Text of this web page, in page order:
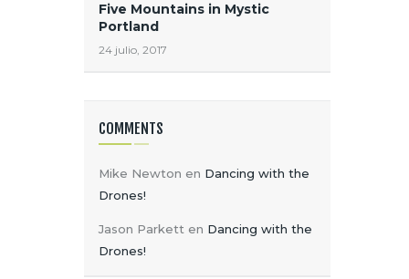
Five Mountains in Mystic
Portland
24 julio, 2017
COMMENTS
Mike Newton en Dancing with the
Drones!
Jason Parkett en Dancing with the
Drones!